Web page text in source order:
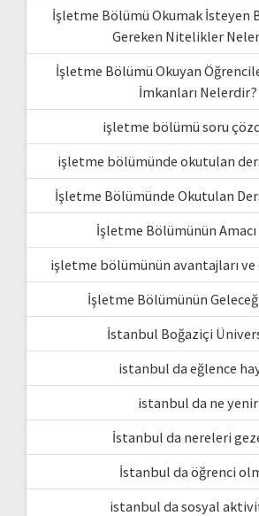
İşletme Bölümü Okumak İsteyen
Gereken Nitelikler
İşletme Bölümü Okuyan
İmkanları Nelerdir?
işletme bölümü soru
işletme bölümünde okutulan
İşletme Bölümünde Okutulan
İşletme Bölümünün
işletme bölümünün avantajları ve
İşletme Bölümünün Geleceği
İstanbul Boğaziçi
istanbul da eğlence
istanbul da ne yenir
İstanbul da nereleri
İstanbul da öğrenci
istanbul da sosyal